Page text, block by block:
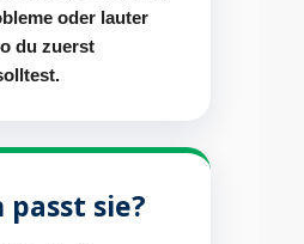
oder lauter
du zuerst
passt sie?